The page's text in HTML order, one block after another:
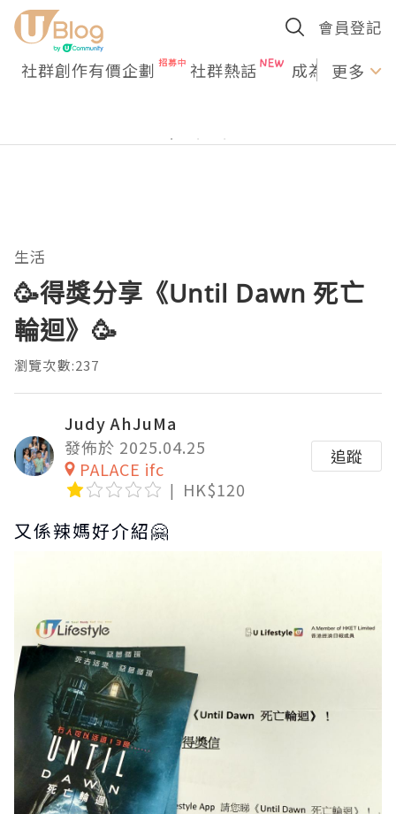
會員登記
社群創作有價企劃 社群熱話 成為U更多
生活
🥳得獎分享《Until Dawn 死亡
輪迴》🥳
瀏覽次數:237
Judy AhJuMa
發佈於 2025.04.25
PALACE ifc
HK$120
追蹤
又係辣媽好介紹🤗